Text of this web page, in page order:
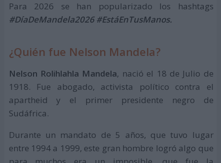
Para 2026 se han popularizado los hashtags
#DíaDeMandela2026 #EstáEnTusManos.
¿Quién fue Nelson Mandela?
Nelson Rolihlahla Mandela, nació el 18 de Julio de
1918. Fue abogado, activista político contra el
apartheid y el primer presidente negro de
Sudáfrica.
Durante un mandato de 5 años, que tuvo lugar
entre 1994 a 1999, este gran hombre logró algo que